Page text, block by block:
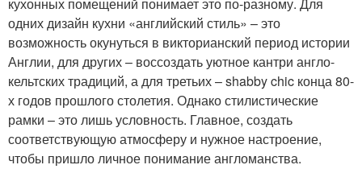
кухонных помещений понимает это по-разному. Для
одних дизайн кухни «английский стиль» – это
возможность окунуться в викторианский период истории
Англии, для других – воссоздать уютное кантри англо-
кельтских традиций, а для третьих – shabby chic конца 80-
х годов прошлого столетия. Однако стилистические
рамки – это лишь условность. Главное, создать
соответствующую атмосферу и нужное настроение,
чтобы пришло личное понимание англоманства.